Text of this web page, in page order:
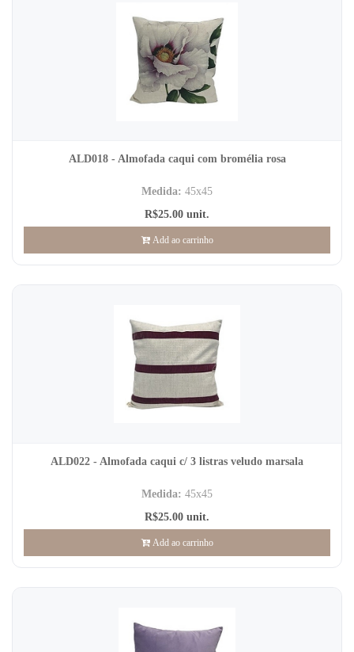
ALD018 - Almofada caqui com bromélia rosa
Medida: 45x45
R$25.00 unit.
Add ao carrinho
ALD022 - Almofada caqui c/ 3 listras veludo marsala
Medida: 45x45
R$25.00 unit.
Add ao carrinho